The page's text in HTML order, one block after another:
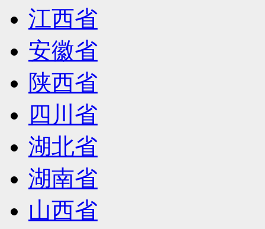
江西省
安徽省
陕西省
四川省
湖北省
湖南省
山西省